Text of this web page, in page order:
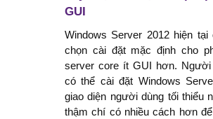
quốc gia tổ chức Đại hội:
làm sạch môi trường mạng
AI ‘vượt mặt’ con người
GUI
Windows Server 2012 hiện tại
chọn cài đặt mặc định cho
server core ít GUI hơn. Người
có thể cài đặt Windows
giao diện người dùng tối thiểu
thậm chí có nhiều cách hơn